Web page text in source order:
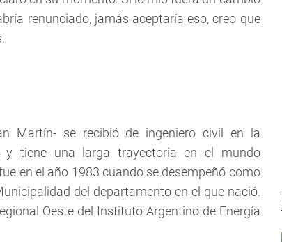
renunciado, jamás aceptaría eso, creo que
Martín- se recibió de ingeniero civil en la
y tiene una larga trayectoria en el mundo
en el año 1983 cuando se desempeñó como
del departamento en el que nació.
Oeste del Instituto Argentino de Energía